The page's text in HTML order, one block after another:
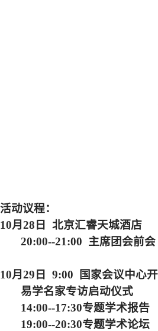
活动议程：
10月28日 北京汇睿天城酒店
20:00--21:00 主席团会前会
10月29日 9:00 国家会议中心
易学名家专访启动仪式
14:00--17:30专题学术报告
19:00--20:30专题学术论坛